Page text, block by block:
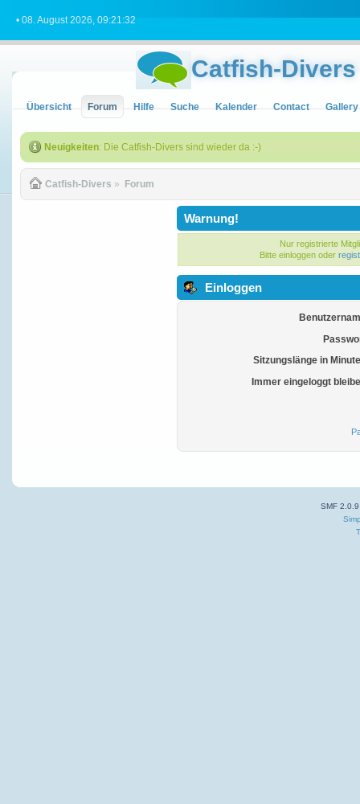
• 08. August 2026, 09:21:32
Catfish-Divers
Übersicht Forum Hilfe Suche Kalender Contact Gallery
Neuigkeiten: Die Catfish-Divers sind wieder da :-)
Catfish-Divers » Forum
Warnung!
Nur registrierte
Bitte einloggen oder
Einloggen
Sitzungslänge in
Immer eingeloggt
SMF 2.0.9